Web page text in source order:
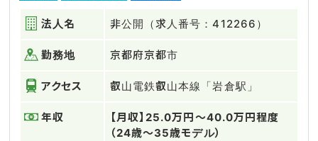
法人名 非公開（求人番号：412266）
勤務地 京都府京都市
アクセス 叡山電鉄叡山本線「岩倉駅」
年収
【月収】25.0万円～40.0万円程度
（24歳～35歳モデル）